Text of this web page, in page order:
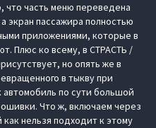
что часть меню переведена
экран пассажира полностью
приложениями, которые в
Плюс ко всему, в СТРАСТЬ /
но опять же в
в тыкву при
автомобиль по сути большой
Что ж, включаем через
нельзя подходит к этому